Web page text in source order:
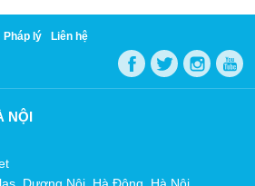
Pháp lý Liên hệ
NỘI